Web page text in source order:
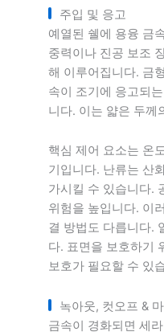
주입 및 응고
예열된 쉘에 용융 금
중력이나 진공 보조
해 이루어집니다. 금
속이 조기에 응고되
니다. 이는 얇은 두께
핵심 제어 요소는 온
기입니다. 난류는 산
가시킬 수 있습니다.
위험을 높입니다. 이
결 방법도 다릅니다.
다. 표면을 보호하기
보호가 필요할 수 있
녹아웃, 컷오프 &
금속이 경화되면 세